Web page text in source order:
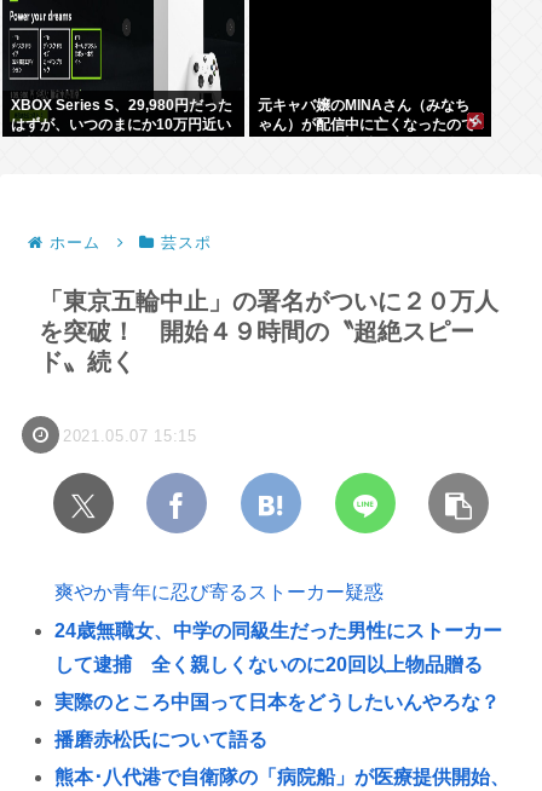
XBOX Series S、29,980円だった
はずが、いつのまにか10万円近い
元キャバ嬢のMINAさん（みなち
ゃん）が配信中に亡くなったので
ホーム 芸スポ
「東京五輪中止」の署名がついに２０万人
を突破！ 開始４９時間の〝超絶スピー
ド〟続く
2021.05.07 15:15
爽やか青年に忍び寄るストーカー疑惑
24歳無職女、中学の同級生だった男性にストーカー
して逮捕 全く親しくないのに20回以上物品贈る
実際のところ中国って日本をどうしたいんやろな？
播磨赤松氏について語る
熊本･八代港で自衛隊の「病院船」が医療提供開始、